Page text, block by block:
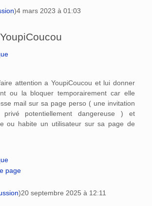
)4 mars 2023 à 01:03
attention a YoupiCoucou et lui donner
ou la bloquer temporairement car elle
mail sur sa page perso ( une invitation
potentiellement dangereuse ) et
ou habite un utilisateur sur sa page de
page
)20 septembre 2025 à 12:11